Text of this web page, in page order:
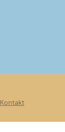
Kontakt